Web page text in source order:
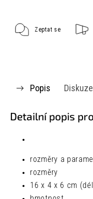
Zeptat se
Popis Diskuze
Detailní popis
rozměry a
rozměry
16 x 4 x 6 cm